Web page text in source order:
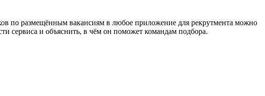
по размещённым вакансиям в любое приложение для рекрутмента можно
сервиса и объяснить, в чём он поможет командам подбора.